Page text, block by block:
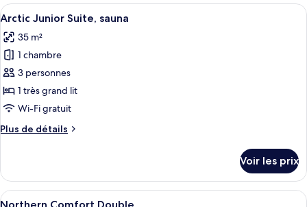
type
de
Northern
Comfort
bath
Afficher
toutes
les
photos
pour
ce
type
chambre :
Suite,
sauna
Un intérieur chaleureux en bois,
10
Arctic Junior Suite, sauna
35 m²
1 chambre
3 personnes
1 très grand lit
Wi-Fi gratuit
Plus de détails
Plus
le
type
de
Voir les prix
Afficher
Une chambre à coucher avec un lit,
13